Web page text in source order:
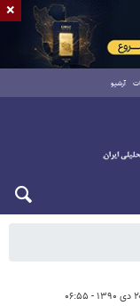
آرشیو
- ۰۶:۵۵
×